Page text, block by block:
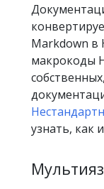
Markdown в
макрокоды
узнать, как